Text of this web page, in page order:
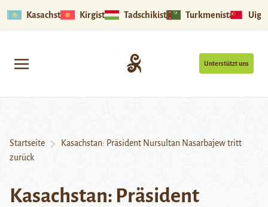
Kasachstan Kirgistan Tadschikistan Turkmenistan
Unterstützt uns
Startseite
Kasachstan: Präsident Nursultan Nasarbajew tritt
zurück
Kasachstan: Präsident